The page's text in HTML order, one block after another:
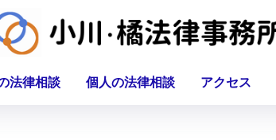
法律相談 個人の法律相談 アクセス